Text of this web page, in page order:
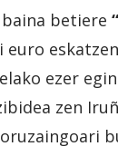
betiere
ezer
zen